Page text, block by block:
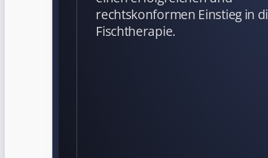
rechtskonformen Einstieg in
Fischtherapie.